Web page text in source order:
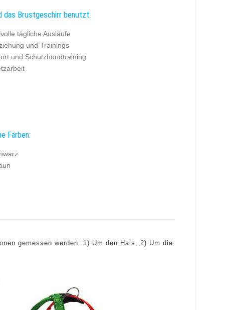
das Brustgeschirr benutzt:
tägliche Ausläufe
und Trainings
und Schutzhundtraining
Farben:
gemessen werden: 1) Um den Hals, 2) Um die